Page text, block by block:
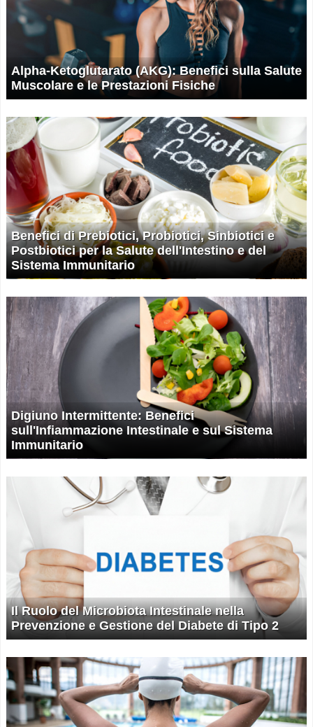
Alpha-Ketoglutarato (AKG): Benefici sulla Salute
Muscolare e le Prestazioni Fisiche
Benefici di Prebiotici, Probiotici, Sinbiotici e
Postbiotici per la Salute dell'Intestino e del
Sistema Immunitario
Digiuno Intermittente: Benefici
sull'Infiammazione Intestinale e sul Sistema
Immunitario
Il Ruolo del Microbiota Intestinale nella
Prevenzione e Gestione del Diabete di Tipo 2